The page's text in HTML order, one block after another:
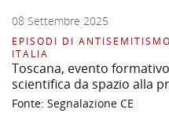
08 Settembre 2025
EPISODI DI
ITALIA
Toscana, evento
scientifica da spazio alla
Fonte: Segnalazione CE